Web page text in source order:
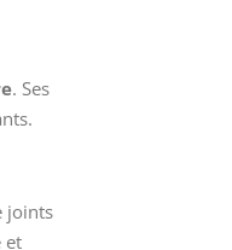
. Ses
joints
et